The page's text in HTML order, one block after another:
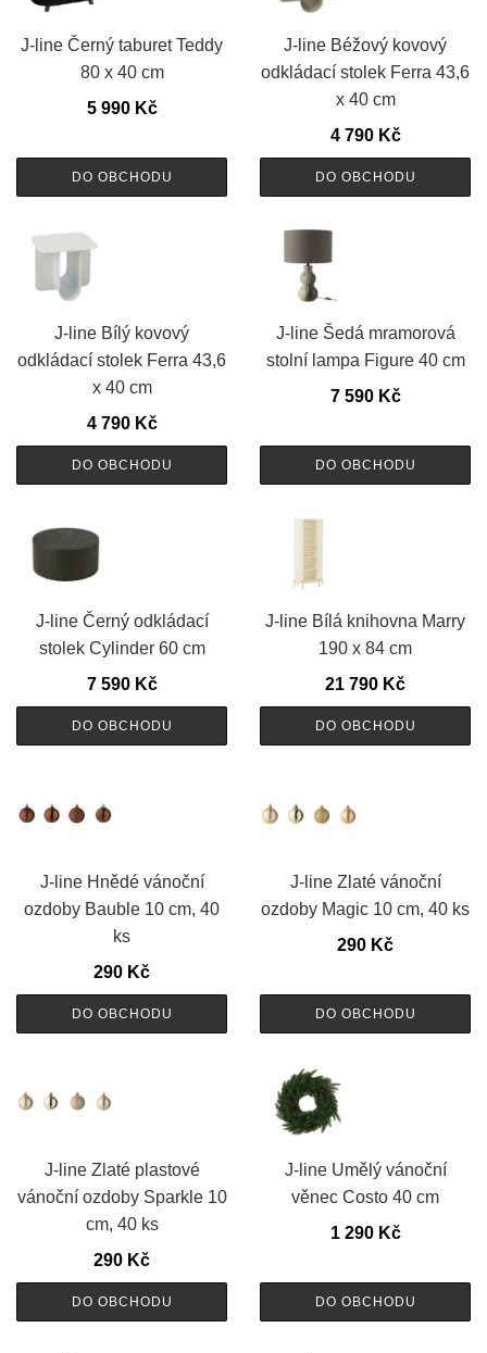
J-line Černý taburet Teddy
80 x 40 cm
5 990 Kč
DO OBCHODU
J-line Béžový kovový
odkládací stolek Ferra 43,6
x 40 cm
4 790 Kč
DO OBCHODU
J-line Bílý kovový
odkládací stolek Ferra 43,6
x 40 cm
4 790 Kč
DO OBCHODU
J-line Šedá mramorová
stolní lampa Figure 40 cm
7 590 Kč
DO OBCHODU
J-line Černý odkládací
stolek Cylinder 60 cm
7 590 Kč
DO OBCHODU
J-line Bílá knihovna Marry
190 x 84 cm
21 790 Kč
DO OBCHODU
J-line Hnědé vánoční
ozdoby Bauble 10 cm, 40
ks
290 Kč
DO OBCHODU
J-line Zlaté vánoční
ozdoby Magic 10 cm, 40 ks
290 Kč
DO OBCHODU
J-line Zlaté plastové
vánoční ozdoby Sparkle 10
cm, 40 ks
290 Kč
DO OBCHODU
J-line Umělý vánoční
věnec Costo 40 cm
1 290 Kč
DO OBCHODU